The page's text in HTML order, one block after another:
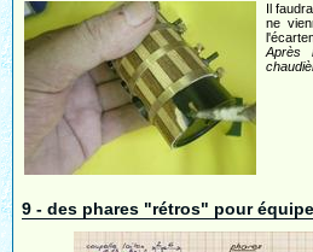
Il
ne
Après
9 - des phares "rétros" pour